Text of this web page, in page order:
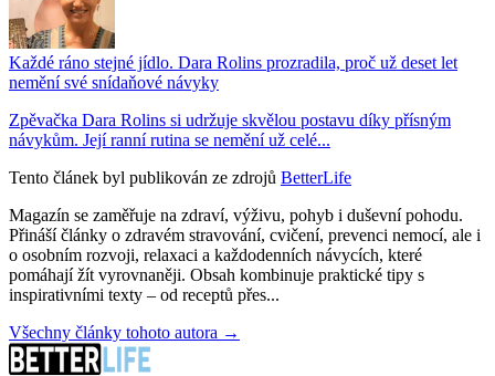
Každé ráno stejné jídlo. Dara Rolins prozradila, proč už deset let
nemění své snídaňové návyky
Zpěvačka Dara Rolins si udržuje skvělou postavu díky přísným
návykům. Její ranní rutina se nemění už celé...
Tento článek byl publikován ze zdrojů BetterLife
Magazín se zaměřuje na zdraví, výživu, pohyb i duševní pohodu.
Přináší články o zdravém stravování, cvičení, prevenci nemocí, ale i
o osobním rozvoji, relaxaci a každodenních návycích, které
pomáhají žít vyrovnaněji. Obsah kombinuje praktické tipy s
inspirativními texty – od receptů přes...
Všechny články tohoto autora →